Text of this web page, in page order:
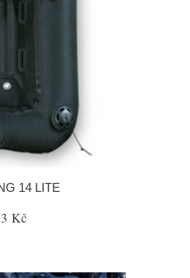
14 LITE
Kč